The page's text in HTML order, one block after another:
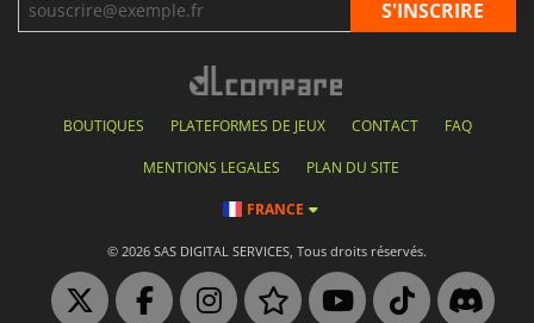
BOUTIQUES PLATEFORMES DE JEUX CONTACT FAQ
MENTIONS LEGALES PLAN DU SITE
FRANCE
© 2026 SAS DIGITAL SERVICES, Tous droits réservés.